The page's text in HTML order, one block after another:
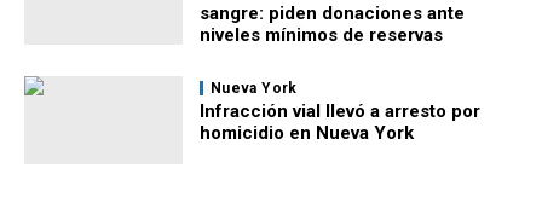
sangre: piden donaciones ante
niveles mínimos de reservas
Nueva York
Infracción vial llevó a arresto por
homicidio en Nueva York